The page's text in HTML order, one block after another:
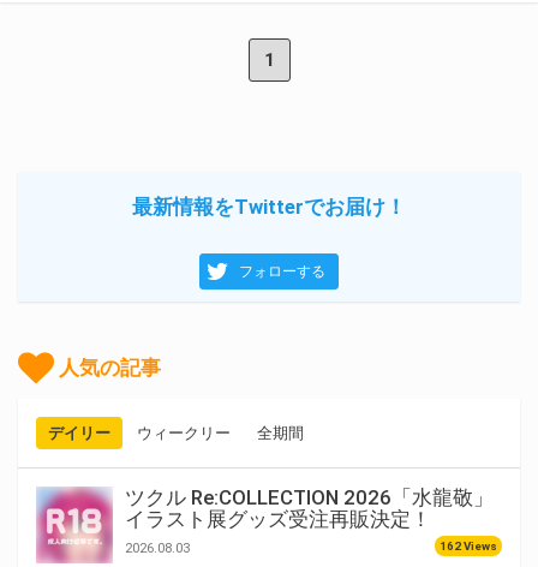
1
最新情報をTwitterでお届け！
フォローする
人気の記事
デイリー ウィークリー 全期間
ツクル Re:COLLECTION 2026「水龍敬」
イラスト展グッズ受注再販決定！
2026.08.03 162 Views